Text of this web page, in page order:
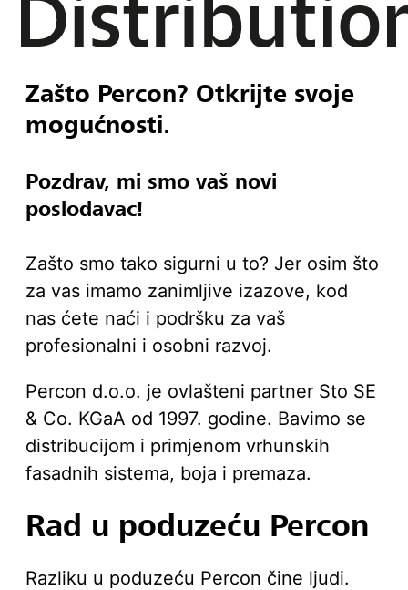
Zašto Percon? Otkrijte svoje
mogućnosti.
Pozdrav, mi smo vaš novi
poslodavac!
Zašto smo tako sigurni u to? Jer osim što
za vas imamo zanimljive izazove, kod
nas ćete naći i podršku za vaš
profesionalni i osobni razvoj.
Percon d.o.o. je ovlašteni partner Sto SE
& Co. KGaA od 1997. godine. Bavimo se
distribucijom i primjenom vrhunskih
fasadnih sistema, boja i premaza.
Rad u poduzeću Percon
Razliku u poduzeću Percon čine ljudi.